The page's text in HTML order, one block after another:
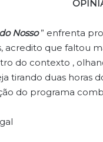
Nosso ” enfrenta
acredito que faltou
do contexto ,
tirando duas horas
do programa